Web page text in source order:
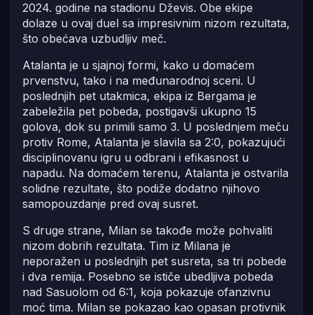
2024. godine na stadionu Dževis. Obe ekipe
dolaze u ovaj duel sa impresivnim nizom rezultata,
što obećava uzbudljiv meč.
Atalanta je u sjajnoj formi, kako u domaćem
prvenstvu, tako i na međunarodnoj sceni. U
poslednjih pet utakmica, ekipa iz Bergama je
zabeležila pet pobeda, postigavši ukupno 15
golova, dok su primili samo 3. U poslednjem meču
protiv Rome, Atalanta je slavila sa 2:0, pokazujući
disciplinovanu igru u odbrani i efikasnost u
napadu. Na domaćem terenu, Atalanta je ostvarila
solidne rezultate, što podiže dodatno njihovo
samopouzdanje pred ovaj susret.
S druge strane, Milan se takođe može pohvaliti
nizom dobrih rezultata. Tim iz Milana je
neporažen u poslednjih pet susreta, sa tri pobede
i dva remija. Posebno se ističe ubedljiva pobeda
nad Sasuolom od 6:1, koja pokazuje ofanzivnu
moć tima. Milan se pokazao kao opasan protivnik